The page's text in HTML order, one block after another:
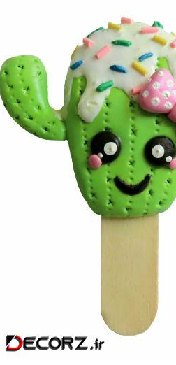
نکات و ترفندها
دکوراسیون داخلی و
چیدمان خانه
ایده‌ها و عکس‌ها)
6 سال قبل